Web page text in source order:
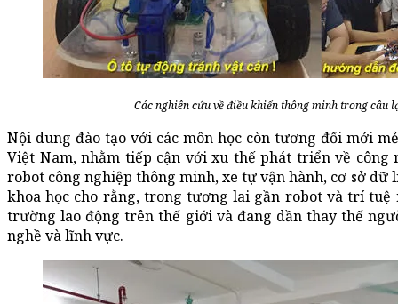
Các nghiên cứu về điều khiển thông minh trong câu
Nội dung đào tạo với các môn học còn tương đối mới
Việt Nam, nhằm tiếp cận với xu thế phát triển về
robot công nghiệp thông minh, xe tự vận hành, cơ sở
khoa học cho rằng, trong tương lai gần robot và trí tuệ
trường lao động trên thế giới và đang dần thay thế
nghề và lĩnh vực.